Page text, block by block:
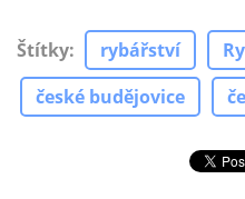
Štítky: rybářství
české budějovice